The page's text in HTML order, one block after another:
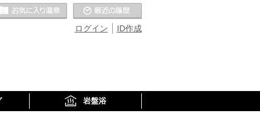
ID作成
ログイン
お気に入りの温泉
岩盤浴